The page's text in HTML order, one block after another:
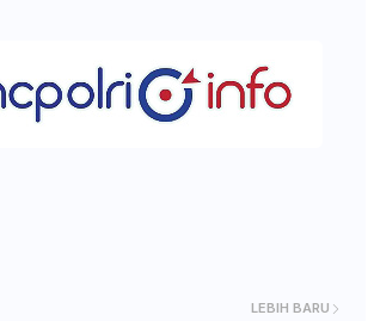
LEBIH BARU